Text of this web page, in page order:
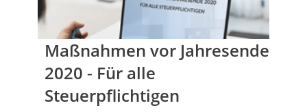
Maßnahmen vor Jahresende
2020 - Für alle
Steuerpflichtigen